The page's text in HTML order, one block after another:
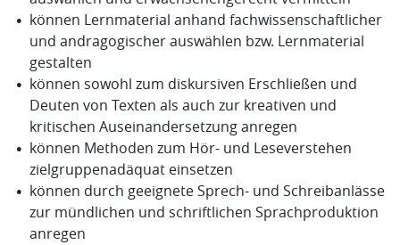
können Lernmaterial anhand fachwissenschaftlicher
und andragogischer auswählen bzw. Lernmaterial
gestalten
können sowohl zum diskursiven Erschließen und
Deuten von Texten als auch zur kreativen und
kritischen Auseinandersetzung anregen
können Methoden zum Hör- und Leseverstehen
zielgruppenadäquat einsetzen
können durch geeignete Sprech- und Schreibanlässe
zur mündlichen und schriftlichen Sprachproduktion
anregen